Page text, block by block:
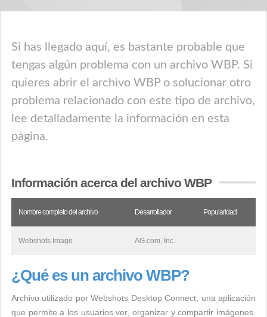
Si has llegado aquí, es bastante probable que
tengas algún problema con un archivo WBP. Si
quieres abrir el archivo WBP o solucionar otro
problema relacionado con este tipo de archivo,
lee detalladamente la información en esta
página.
Información acerca del archivo WBP
Nombre completo del archivo Desarrollador Popularidad
Webshots Image AG.com, Inc.
¿Qué es un archivo WBP?
Archivo utilizado por Webshots Desktop Connect, una aplicación
que permite a los usuarios ver, organizar y compartir imágenes.